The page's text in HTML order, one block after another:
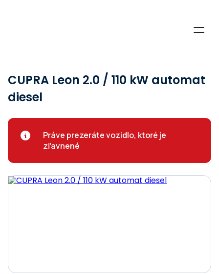
CUPRA Leon 2.0 / 110 kW automat
diesel
Práve prezeráte vozidlo, ktoré je
zľavnené